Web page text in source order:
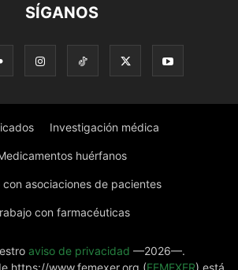
SÍGANOS
Investigación médica
huérfanos
con asociaciones de pacientes
con farmacéuticas
aviso de privacidad —2026—.
https://www.femexer.org (FEMEXER) está